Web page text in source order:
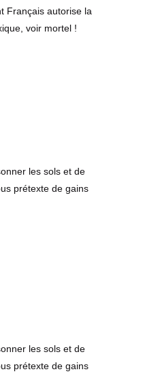
Français autorise la
voir mortel !
les sols et de
prétexte de gains
les sols et de
prétexte de gains